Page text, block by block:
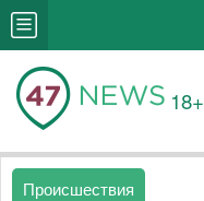
18+
Происшествия